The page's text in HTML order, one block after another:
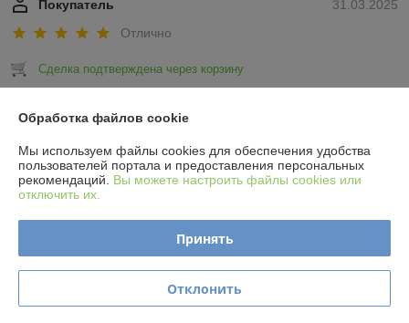
31.03.2025
Покупатель
Отлично
Сделка подтверждена через корзину
Показать все отзывы
О нас
Контакты
Доставка и оплата
График работы
Обработка файлов cookie
Мы используем файлы cookies для обеспечения удобства
пользователей портала и предоставления персональных
рекомендаций. Вы можете настроить файлы cookies или
отключить их.
Принять
Отклонить